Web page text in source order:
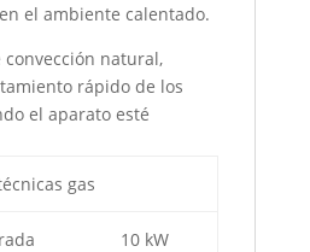
el ambiente calentado.
natural,
rápido de los
el aparato esté
gas
10 kW